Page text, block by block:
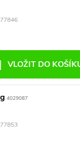
VLOŽIT DO
4029087